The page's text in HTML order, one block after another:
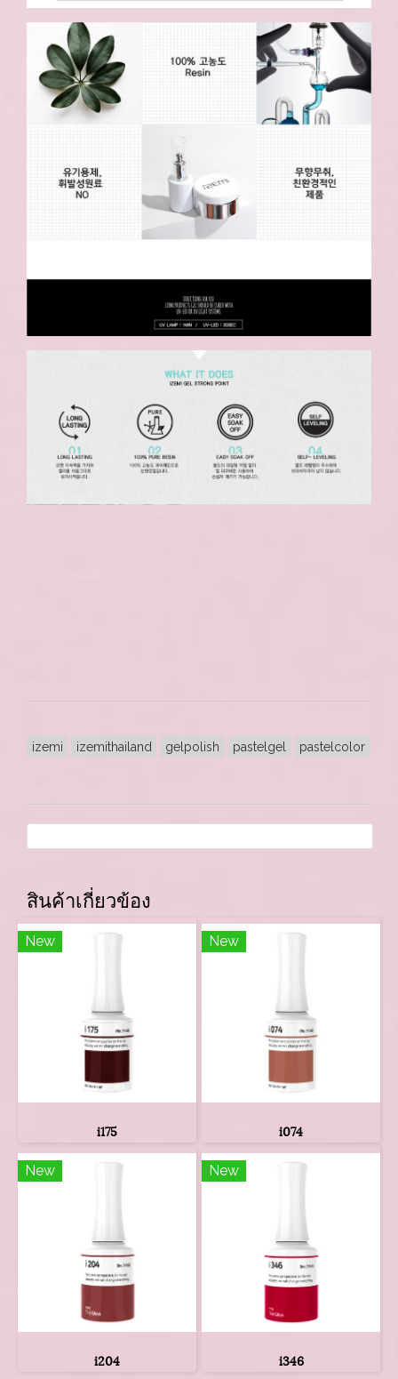
izemi izemithailand gelpolish pastelgel pastelcolor
สินค้าเกี่ยวข้อง
New
i175
New
i074
New
i204
New
i346